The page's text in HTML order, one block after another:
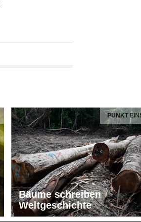
PUNKT
Bäume schreiben
Weltgeschichte